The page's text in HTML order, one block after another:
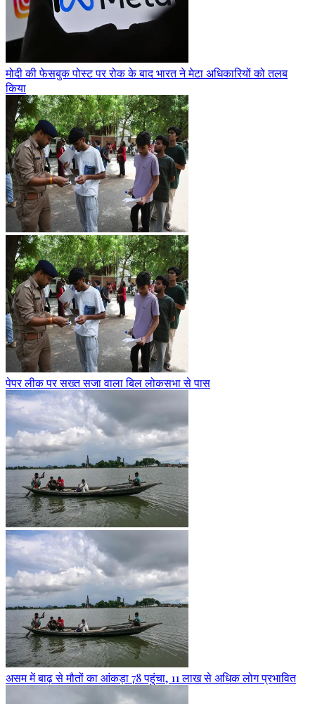
मोदी की फेसबुक पोस्ट पर रोक के बाद भारत ने मेटा अधिकारियों को तलब
किया
पेपर लीक पर सख्त सजा वाला बिल लोकसभा से पास
असम में बाढ़ से मौतों का आंकड़ा 78 पहुंचा, 11 लाख से अधिक लोग प्रभावित